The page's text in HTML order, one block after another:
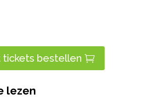
tickets bestellen
lezen